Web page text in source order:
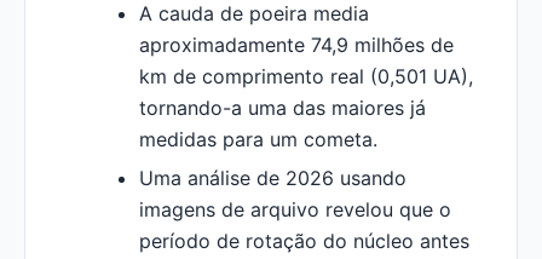
A cauda de poeira media
aproximadamente 74,9 milhões de
km de comprimento real (0,501 UA),
tornando-a uma das maiores já
medidas para um cometa.
Uma análise de 2026 usando
imagens de arquivo revelou que o
período de rotação do núcleo antes